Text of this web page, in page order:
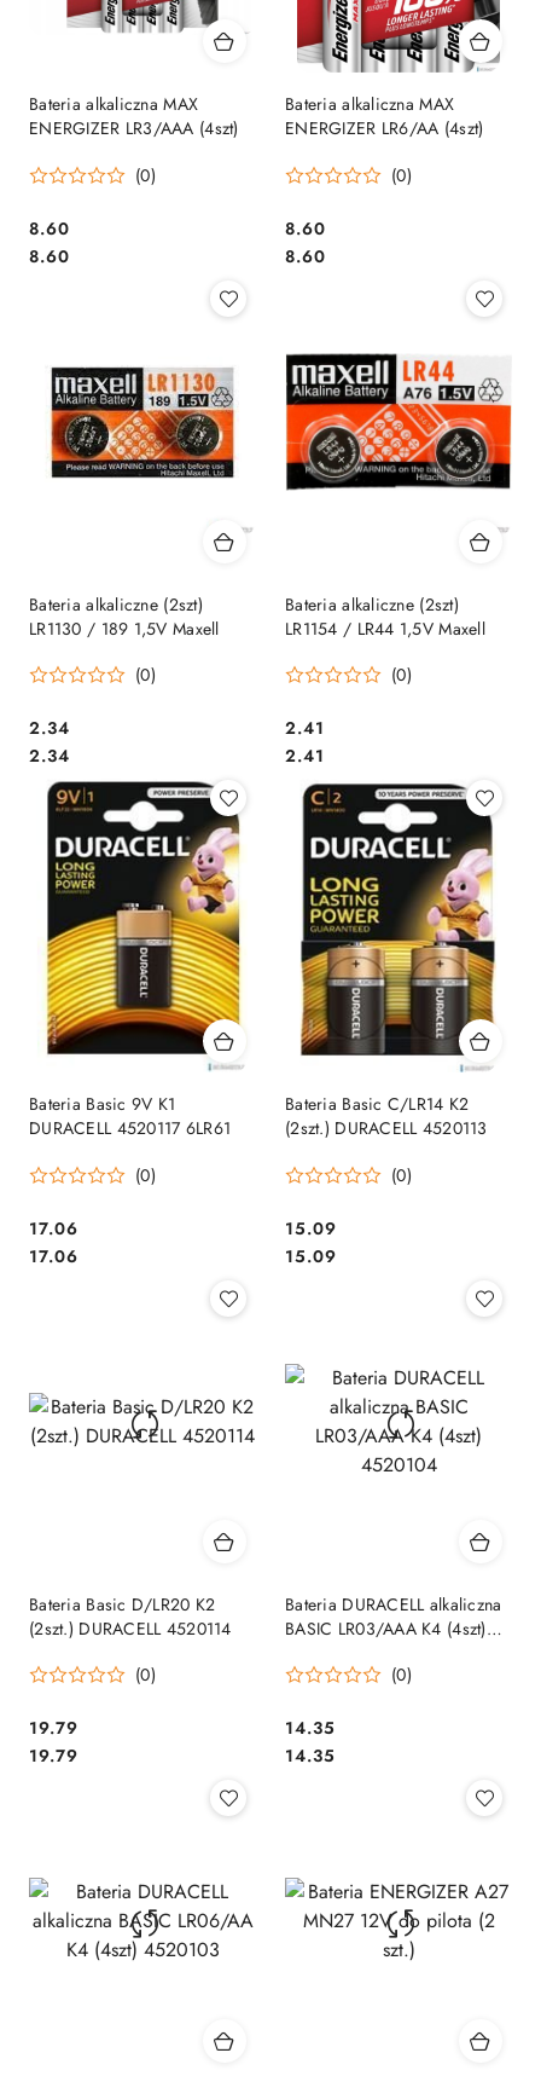
Bateria alkaliczna MAX
ENERGIZER LR3/AAA (4szt)
(0)
Cena:
8.60
Cena:
8.60
Bateria alkaliczna MAX
ENERGIZER LR6/AA (4szt)
(0)
Cena:
8.60
Cena:
8.60
Bateria alkaliczne (2szt)
LR1130 / 189 1,5V Maxell
(0)
Cena:
2.34
Cena:
2.34
Bateria alkaliczne (2szt)
LR1154 / LR44 1,5V Maxell
(0)
Cena:
2.41
Cena:
2.41
Bateria Basic 9V K1
DURACELL 4520117 6LR61
(0)
Cena:
17.06
Cena:
17.06
Bateria Basic C/LR14 K2
(2szt.) DURACELL 4520113
(0)
Cena:
15.09
Cena:
15.09
Bateria Basic D/LR20 K2
(2szt.) DURACELL 4520114
(0)
Cena:
19.79
Cena:
19.79
Bateria DURACELL alkaliczna
BASIC LR03/AAA K4 (4szt)
(0)
Cena:
14.35
Cena:
14.35